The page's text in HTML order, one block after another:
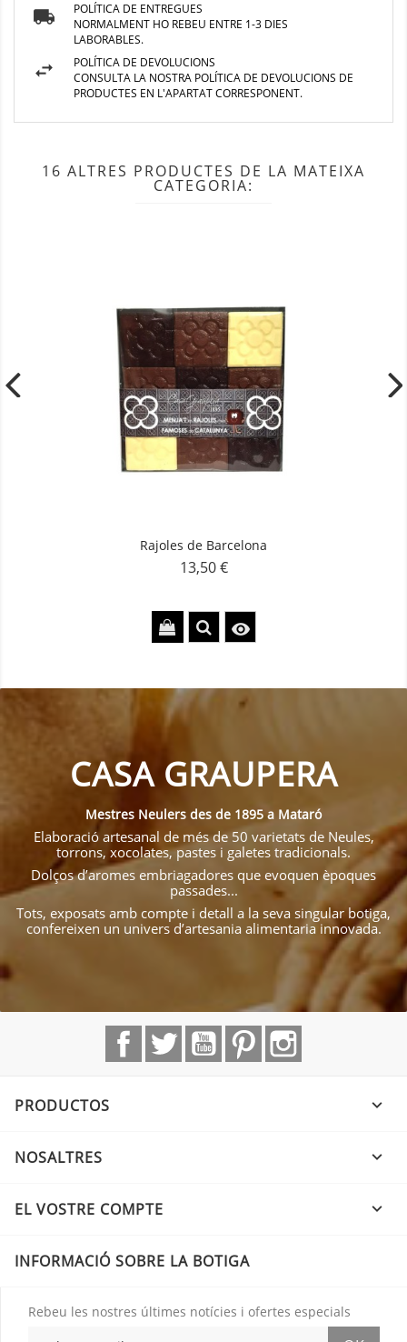
POLÍTICA DE ENTREGUES
NORMALMENT HO REBEU ENTRE 1-3 DIES
LABORABLES.
POLÍTICA DE DEVOLUCIONS
CONSULTA LA NOSTRA POLÍTICA DE DEVOLUCIONS DE
PRODUCTES EN L'APARTAT CORRESPONENT.
16 ALTRES PRODUCTES DE LA MATEIXA
CATEGORIA:
Rajoles de Barcelona
Preu
13,50 €

CASA GRAUPERA
Mestres Neulers des de 1895 a Mataró
Elaboració artesanal de més de 50 varietats de Neules,
torrons, xocolates, pastes i galetes tradicionals.
Dolços d’aromes embriagadores que evoquen èpoques
passades...
Tots, exposats amb compte i detall a la seva singular botiga,
confereixen un univers d’artesania alimentaria innovada.
FacebookTwitter YouTubePinterest
PRODUCTOS 
NOSALTRES 
EL VOSTRE COMPTE 
INFORMACIÓ SOBRE LA BOTIGA
Rebeu les nostres últimes notícies i ofertes especials